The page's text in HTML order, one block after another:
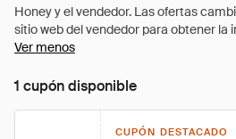
Ver menos
1 cupón disponible
CUPÓN DESTACADO